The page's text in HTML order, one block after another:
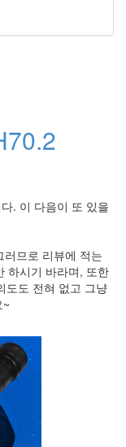
. 이 다음이 또 있을
므로 리뷰에 적는
하시기 바라며, 또한
도도 전혀 없고 그냥